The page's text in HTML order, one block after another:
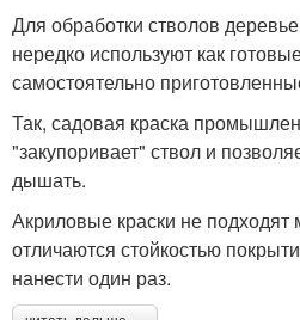
Для обработки стволов
нередко используют как
самостоятельно
Так, садовая краска
"закупоривает" ствол и
дышать.
Акриловые краски не
отличаются стойкостью
нанести один раз.